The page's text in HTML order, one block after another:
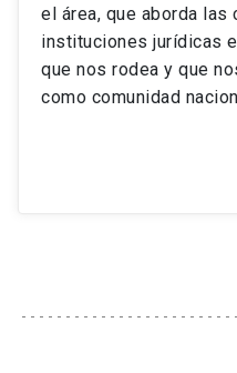
el área, que aborda
instituciones jurídicas
que nos rodea y que
como comunidad